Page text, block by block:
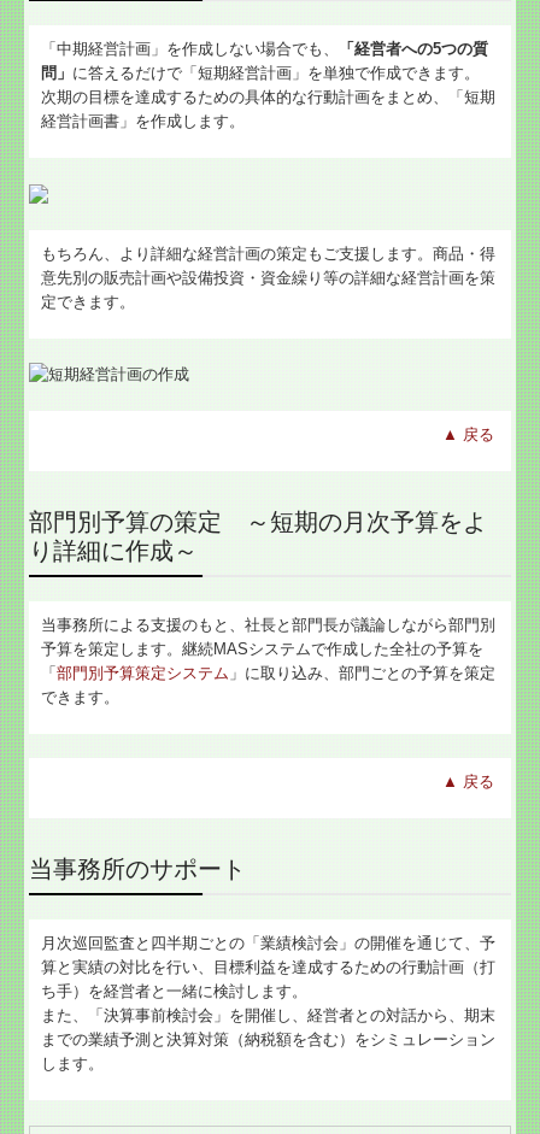
「中期経営計画」を作成しない場合でも、
「経営者への5つの質
問」 に答えるだけで「短期経営計画」を単独で作成できます。
次期の目標を達成するための具体的な行動計画をまとめ、「短期
経営計画書」を作成します。
もちろん、より詳細な経営計画の策定もご支援します。商品・得
意先別の販売計画や設備投資・資金繰り等の詳細な経営計画を策
定できます。
▲ 戻る
部門別予算の策定 ～短期の月次予算をよ
り詳細に作成～
当事務所による支援のもと、社長と部門長が議論しながら部門別
予算を策定します。継続MASシステムで作成した全社の予算を
「部門別予算策定システム 」に取り込み、部門ごとの予算を策定
できます。
▲ 戻る
当事務所のサポート
月次巡回監査と四半期ごとの「業績検討会」の開催を通じて、予
算と実績の対比を行い、目標利益を達成するための行動計画（打
ち手）を経営者と一緒に検討します。
また、「決算事前検討会」を開催し、経営者との対話から、期末
までの業績予測と決算対策（納税額を含む）をシミュレーション
します。